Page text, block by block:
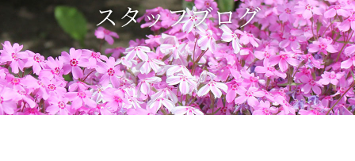
スタッフブログ